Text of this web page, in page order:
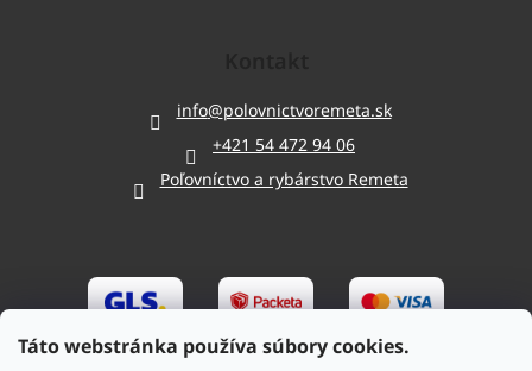
Táto webstránka používa súbory cookies.
info@polovnictvoremeta.sk
+421 54 472 94 06
Poľovníctvo a rybárstvo Remeta